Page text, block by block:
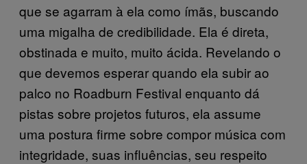
que se agarram à ela como ímãs, buscando
uma migalha de credibilidade. Ela é direta,
obstinada e muito, muito ácida. Revelando o
que devemos esperar quando ela subir ao
palco no Roadburn Festival enquanto dá
pistas sobre projetos futuros, ela assume
uma postura firme sobre compor música com
integridade, suas influências, seu respeito